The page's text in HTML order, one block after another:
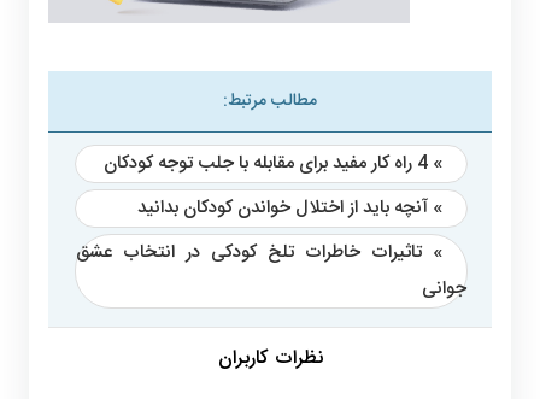
مطالب مرتبط:
» 4 راه کار مفید برای مقابله با جلب توجه کودکان
» آنچه باید از اختلال خواندن کودکان بدانید
» تاثیرات خاطرات تلخ کودکی در انتخاب عشق
جوانی
نظرات کاربران